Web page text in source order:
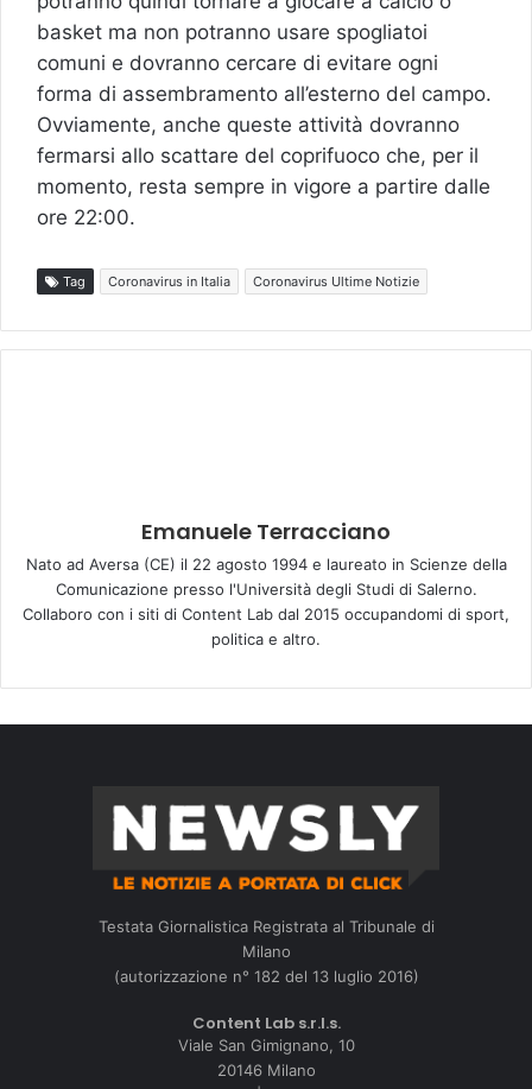
basket ma non potranno usare spogliatoi
comuni e dovranno cercare di evitare ogni
forma di assembramento all’esterno del campo.
Ovviamente, anche queste attività dovranno
fermarsi allo scattare del coprifuoco che, per il
momento, resta sempre in vigore a partire dalle
ore 22:00.
Tag Coronavirus in Italia Coronavirus Ultime Notizie
Emanuele Terracciano
Nato ad Aversa (CE) il 22 agosto 1994 e laureato in Scienze della
Comunicazione presso l'Università degli Studi di Salerno.
Collaboro con i siti di Content Lab dal 2015 occupandomi di sport,
politica e altro.
Testata Giornalistica Registrata al Tribunale di
Milano
(autorizzazione n° 182 del 13 luglio 2016)
Content Lab s.r.l.s.
Viale San Gimignano, 10
20146 Milano